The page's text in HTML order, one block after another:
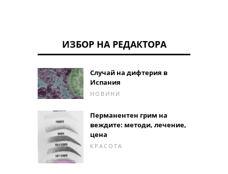
ИЗБОР НА РЕДАКТОРА
Случай на дифтерия в
Испания
НОВИНИ
Перманентен грим на
веждите: методи, лечение,
цена
КРАСОТА